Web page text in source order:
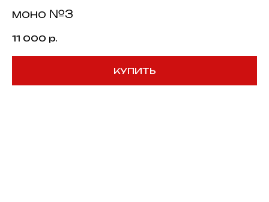
моно №3
11 000 р.
КУПИТЬ